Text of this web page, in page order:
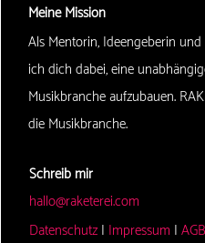
Meine Mission
Als Mentorin, Ideengeberin
ich dich dabei, eine
Musikbranche aufzubauen.
die Musikbranche.
Schreib mir
hallo@raketerei.com
Datenschutz | Impressum | AGB